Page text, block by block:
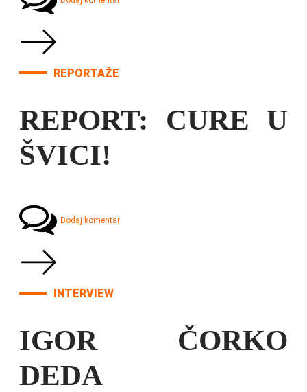
REPORTAŽE
REPORT: CURE U
ŠVICI!
Dodaj komentar
INTERVIEW
IGOR ČORKO
DEDA